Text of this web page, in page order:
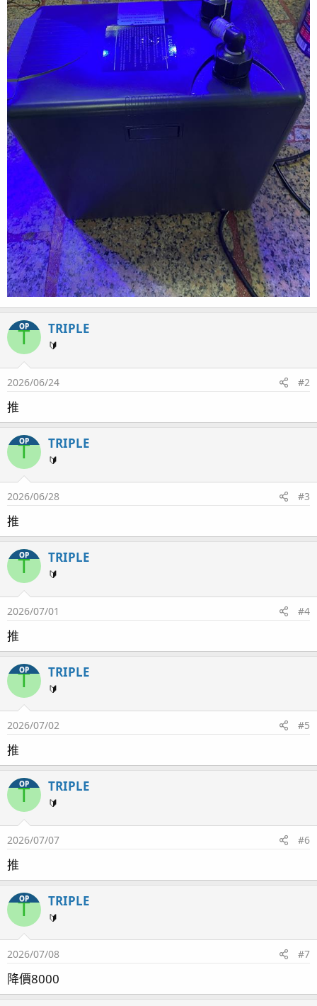
OP
T TRIPLE
🔰
2026/06/24 #2
推
OP
T TRIPLE
🔰
2026/06/28 #3
推
OP
T TRIPLE
🔰
2026/07/01 #4
推
OP
T TRIPLE
🔰
2026/07/02 #5
推
OP
T TRIPLE
🔰
2026/07/07 #6
推
OP
T TRIPLE
🔰
2026/07/08 #7
降價8000